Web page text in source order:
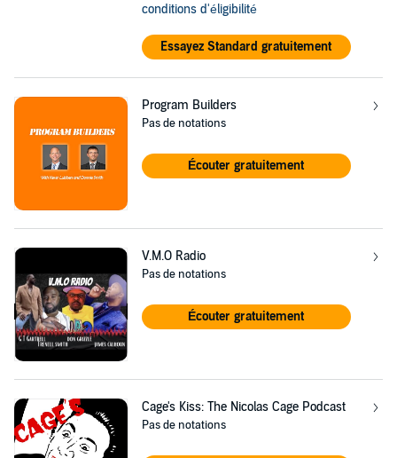
conditions d'éligibilité
Essayez Standard gratuitement
Program Builders
Pas de notations
Écouter gratuitement
V.M.O Radio
Pas de notations
Écouter gratuitement
Cage's Kiss: The Nicolas Cage Podcast
Pas de notations